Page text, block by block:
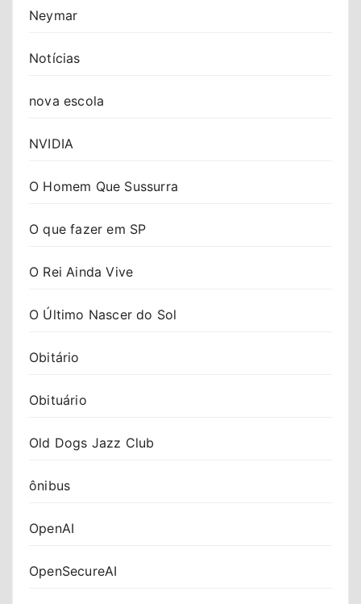
Neymar
Notícias
nova escola
NVIDIA
O Homem Que Sussurra
O que fazer em SP
O Rei Ainda Vive
O Último Nascer do Sol
Obitário
Obituário
Old Dogs Jazz Club
ônibus
OpenAI
OpenSecureAI